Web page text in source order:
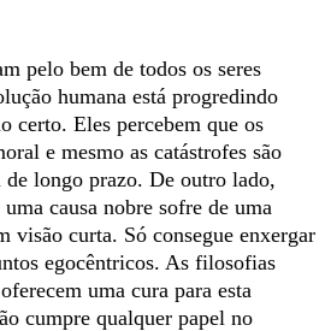
pelo bem de todos os seres
humana está progredindo
certo. Eles percebem que os
e mesmo as catástrofes são
de longo prazo. De outro lado,
causa nobre sofre de uma
visão curta. Só consegue enxergar
egocêntricos. As filosofias
uma cura para esta
cumpre qualquer papel no